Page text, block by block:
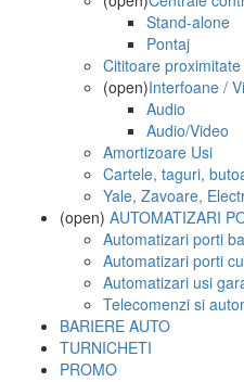
Stand-alone
Pontaj
Cititoare
(open)Interfoane /
Audio
Audio/Video
Amortizoare Usi
Cartele, taguri,
Yale, Zavoare,
(open) AUTOMATIZARI
Automatizari porti
Automatizari porti
Automatizari usi
Telecomenzi si
BARIERE AUTO
TURNICHETI
PROMO